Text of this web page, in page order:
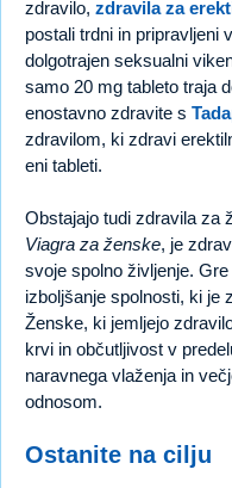
zdravilo, zdravila za
postali trdni in pripravljeni
dolgotrajen seksualni
samo 20 mg tableto traja
enostavno zdravite s
zdravilom, ki zdravi
eni tableti.
Obstajajo tudi zdravila za
Viagra za ženske, je
svoje spolno življenje.
izboljšanje spolnosti, ki je
Ženske, ki jemljejo
krvi in občutljivost v
naravnega vlaženja in
odnosom.
Ostanite na cilju